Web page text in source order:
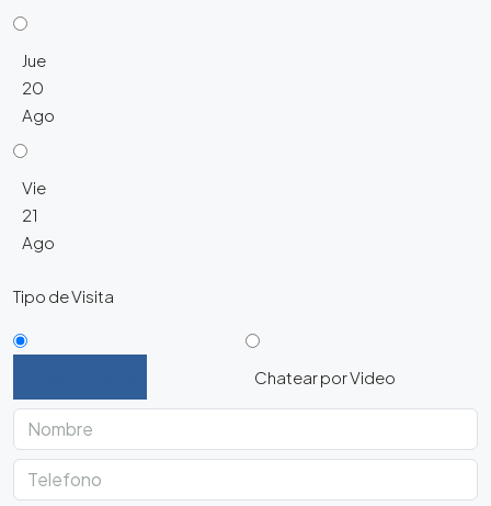
Jue
20
Ago
Vie
21
Ago
Tipo de Visita
Chatear por Video